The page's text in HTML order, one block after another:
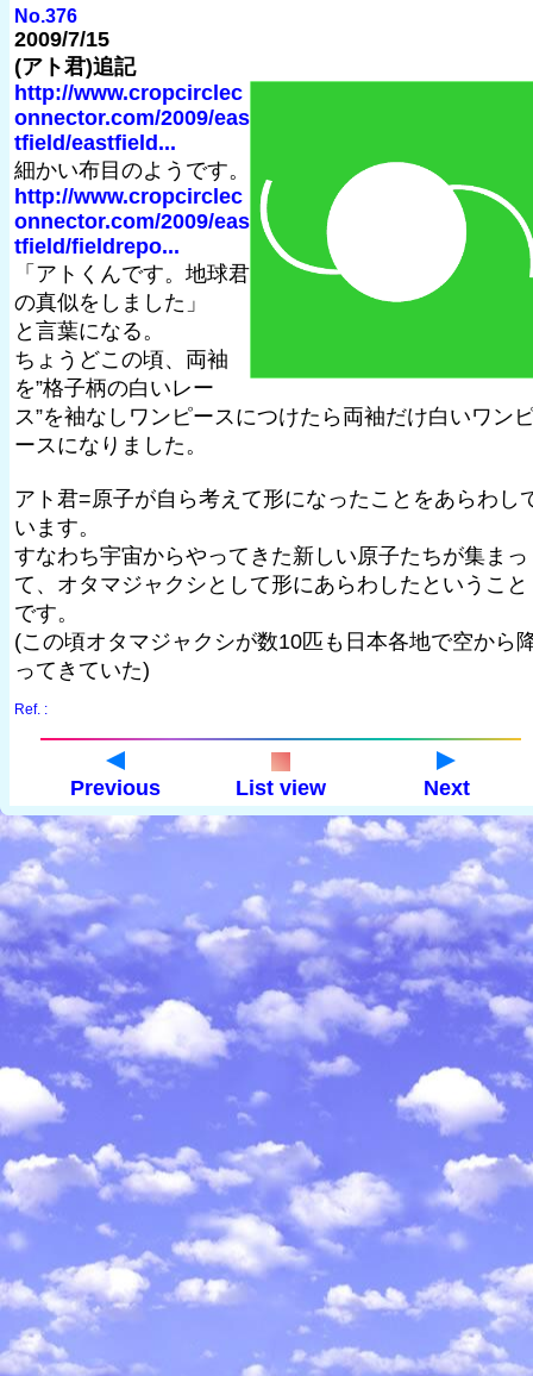
No.376
2009/7/15
(アト君)追記
http://www.cropcirclec
onnector.com/2009/eas
tfield/eastfield...
細かい布目のようです。
http://www.cropcirclec
onnector.com/2009/eas
tfield/fieldrepo...
「アトくんです。地球君
の真似をしました」
と言葉になる。
ちょうどこの頃、両袖
を”格子柄の白いレー
ス”を袖なしワンピースにつけたら両袖だけ白いワン
ースになりました。
アト君=原子が自ら考えて形になったことをあらわし
います。
すなわち宇宙からやってきた新しい原子たちが集まっ
て、オタマジャクシとして形にあらわしたということ
です。
(この頃オタマジャクシが数10匹も日本各地で空から
ってきていた)
Ref. :
Previous List view Next